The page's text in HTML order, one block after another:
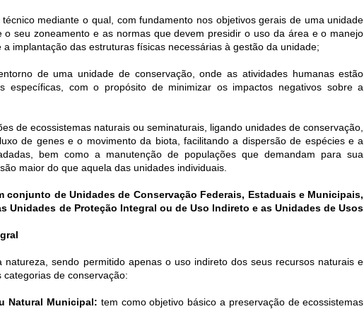
mediante o qual, com fundamento nos objetivos gerais de uma unidade
o seu zoneamento e as normas que devem presidir o uso da área e o manejo
implantação das estruturas físicas necessárias à gestão da unidade;
de uma unidade de conservação, onde as atividades humanas estão
específicas, com o propósito de minimizar os impactos negativos sobre a
de ecossistemas naturais ou seminaturais, ligando unidades de conservação,
de genes e o movimento da biota, facilitando a dispersão de espécies e a
bem como a manutenção de populações que demandam para sua
maior do que aquela das unidades individuais.
conjunto de Unidades de Conservação Federais, Estaduais e Municipais,
Unidades de Proteção Integral ou de Uso Indireto e as Unidades de Usos
natureza, sendo permitido apenas o uso indireto dos seus recursos naturais e
de conservação:
Natural Municipal: tem como objetivo básico a preservação de ecossistemas